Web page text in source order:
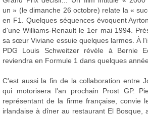
un » (le dimanche 26 octobre) relate la «
en F1. Quelques séquences évoquent
d'une Williams-Renault le 1er mai 1994.
sa sœur Viviane essuie quelques larmes. À
PDG Louis Schweitzer révèle à Bernie
reviendra en Formule 1 dans quelques
C'est aussi la fin de la collaboration entre
qui motorisera l'an prochain Prost GP.
représentant de la firme française, convie
irlandaise à dîner au restaurant El